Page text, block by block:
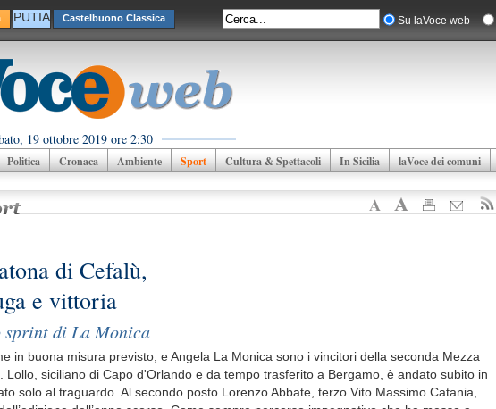
PUTIA Castelbuono Classica Su laVoce web
19 ottobre 2019 ore 2:30
Politica Cronaca Ambiente Sport Cultura & Spettacoli In Sicilia laVoce dei comuni
di Cefalù,
e vittoria
sprint di La Monica
in buona misura previsto, e Angela La Monica sono i vincitori della seconda Mezza
Lollo, siciliano di Capo d'Orlando e da tempo trasferito a Bergamo, è andato subito in
solo al traguardo. Al secondo posto Lorenzo Abbate, terzo Vito Massimo Catania,